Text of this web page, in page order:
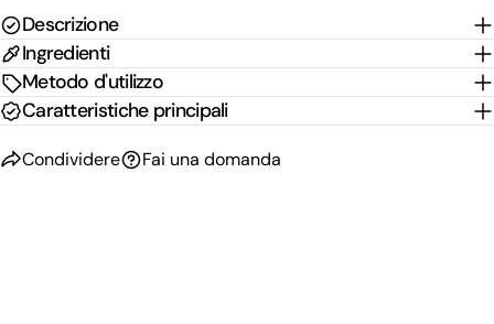
Descrizione
Ingredienti
Metodo d'utilizzo
Caratteristiche principali
Condividere Fai una domanda